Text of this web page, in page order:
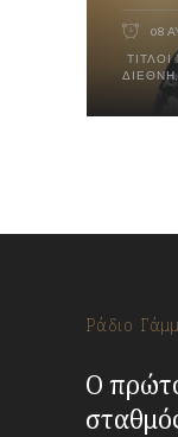
08
ΔΙΕΘΝΉ,
Ράδιο
Ο